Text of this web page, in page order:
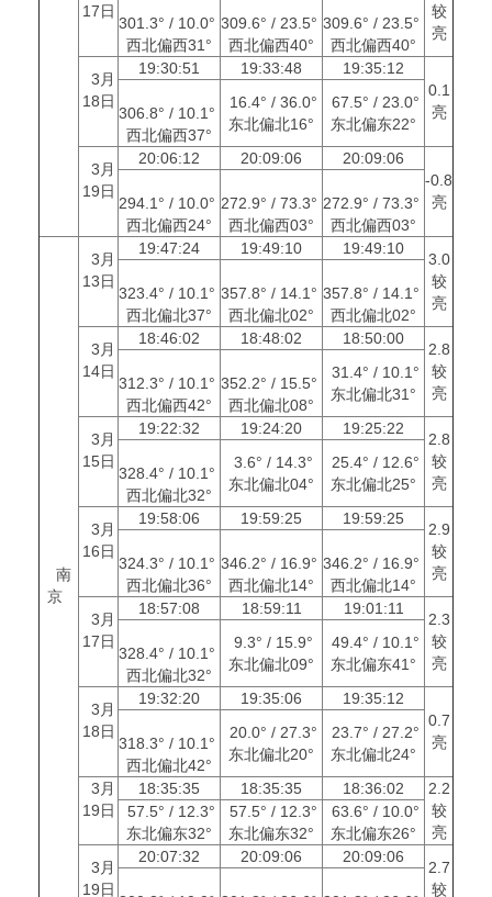
17日
较
亮
301.3° / 10.0°
西北偏西31°
309.6° / 23.5°
西北偏西40°
309.6° / 23.5°
西北偏西40°
3月
18日
19:30:51 19:33:48
19:35:12
0.1
亮
306.8° / 10.1°
西北偏西37°
16.4° / 36.0°
东北偏北16°
67.5° / 23.0°
东北偏东22°
3月
19日
20:06:12 20:09:06
20:09:06
-0.8
亮
294.1° / 10.0°
西北偏西24°
272.9° / 73.3°
西北偏西03°
272.9° / 73.3°
西北偏西03°
南
京
3月
13日
19:47:24 19:49:10 19:49:10
3.0
较
亮
323.4° / 10.1°
西北偏北37°
357.8° / 14.1°
西北偏北02°
357.8° / 14.1°
西北偏北02°
3月
14日
18:46:02 18:48:02 18:50:00
2.8
较
亮
312.3° / 10.1°
西北偏西42°
352.2° / 15.5°
西北偏北08°
31.4° / 10.1°
东北偏北31°
3月
15日
19:22:32 19:24:20 19:25:22
2.8
较
亮
328.4° / 10.1°
西北偏北32°
3.6° / 14.3°
东北偏北04°
25.4° / 12.6°
东北偏北25°
3月
16日
19:58:06 19:59:25 19:59:25
2.9
较
亮
324.3° / 10.1°
西北偏北36°
346.2° / 16.9°
西北偏北14°
346.2° / 16.9°
西北偏北14°
3月
17日
18:57:08 18:59:11 19:01:11
2.3
较
亮
328.4° / 10.1°
西北偏北32°
9.3° / 15.9°
东北偏北09°
49.4° / 10.1°
东北偏东41°
3月
18日
19:32:20 19:35:06
19:35:12
0.7
亮
318.3° / 10.1°
西北偏北42°
20.0° / 27.3°
东北偏北20°
23.7° / 27.2°
东北偏北24°
3月
19日
18:35:35 18:35:35 18:36:02
2.2
较
亮
57.5° / 12.3°
东北偏东32°
57.5° / 12.3°
东北偏东32°
63.6° / 10.0°
东北偏东26°
3月
19日
20:07:32 20:09:06 20:09:06
2.7
较